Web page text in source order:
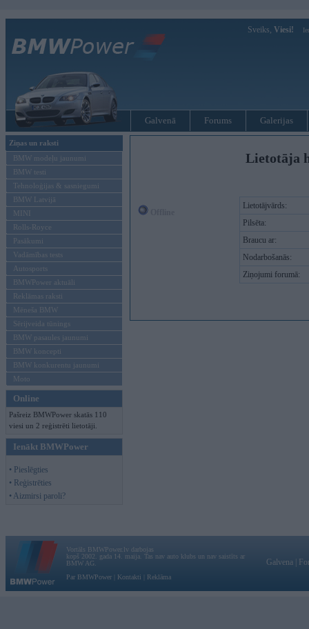
Sveiks, Viesi!
Galvenā Forums Galerijas
Ziņas un raksti
BMW modeļu jaunumi
BMW testi
Tehnoloģijas & sasniegumi
BMW Latvijā
MINI
Rolls-Royce
Pasākumi
Vadāmības tests
Autosports
BMWPower aktuāli
Reklāmas raksti
Mēneša BMW
Sērijveida tūnings
BMW pasaules jaunumi
BMW koncepti
BMW konkurentu jaunumi
Moto
Online
Pašreiz BMWPower skatās 110
viesi un 2 reģistrēti lietotāji.
Ienākt BMWPower
• Pieslēgties
• Reģistrēties
• Aizmirsi paroli?
Lietotāja
Lietotājvārds:
Pilsēta:
Braucu ar:
Nodarbošanās:
Ziņojumi forumā:
Vortāls BMWPower.lv darbojas
kopš 2002. gada 14. maija. Tas nav auto klubs un nav saistīts ar
BMW AG.
Par BMWPower
Kontakti Reklāma
Galvena